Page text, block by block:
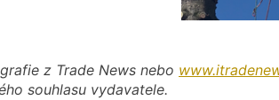
z Trade News nebo
souhlasu vydavatele.